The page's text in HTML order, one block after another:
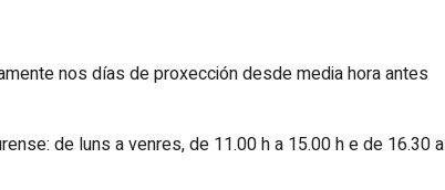
nos días de proxección desde media hora antes
de luns a venres, de 11.00 h a 15.00 h e de 16.30 a